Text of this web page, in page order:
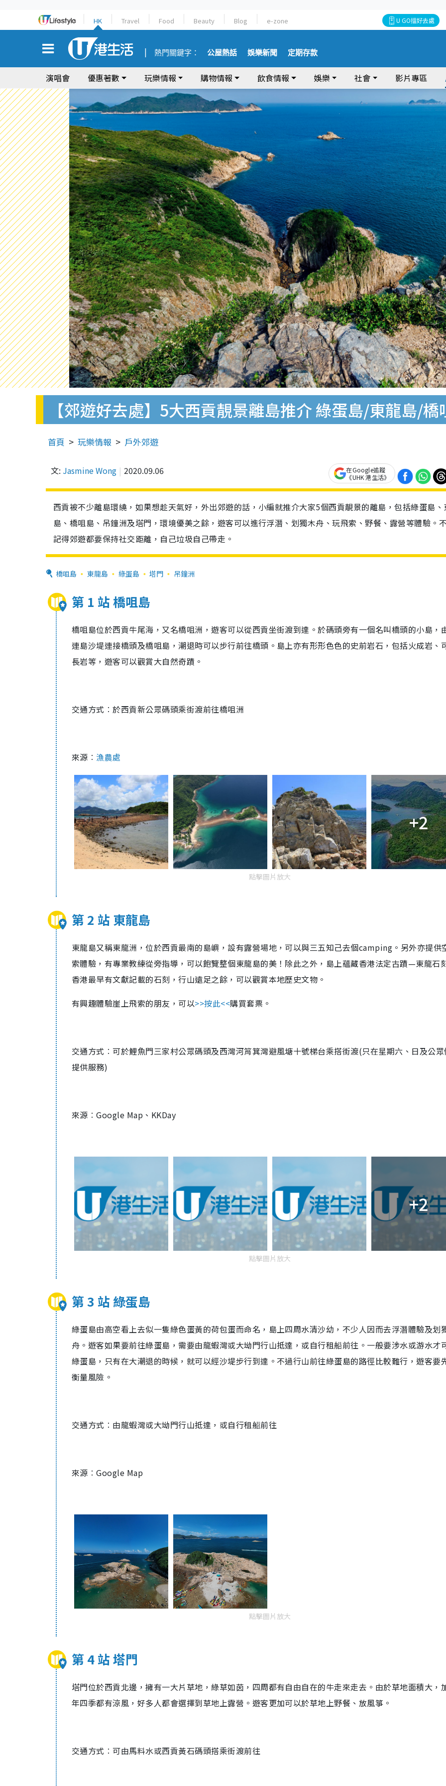
HK Travel Food Beauty Blog e-zone U GO搵好去處
熱門關鍵字： 公屋熱話 娛樂新聞 定期存款
演唱會 優惠著數 玩樂情報 購物情報 飲食情報 娛樂 社會 影片專區
【郊遊好去處】5大西貢靚景離島推介 綠蛋島/東龍島/
首頁 玩樂情報 戶外郊遊
文: Jasmine Wong 2020.09.06
在Google追蹤
《UHK 港生活》
西貢被不少離島環繞，如果想趁天氣好，外出郊遊的話，小編就推介大家5個西貢靚景的離島，包括綠蛋島、
島、橋咀島、吊鐘洲及塔門，環境優美之餘，遊客可以進行浮潛、划獨木舟、玩飛索、野餐、露營等體驗。
記得郊遊都要保持社交距離，自己垃圾自己帶走。
橋咀島 東龍島 綠蛋島 塔門 吊鐘洲
第 1 站 橋咀島
橋咀島位於西貢牛尾海，又名橋咀洲，遊客可以從西貢坐街渡到達。於碼頭旁有一個名叫橋頭的小島，
連島沙堤連接橋頭及橋咀島，潮退時可以步行前往橋頭。島上亦有形形色色的史前岩石，包括火成岩、
長岩等，遊客可以觀賞大自然奇蹟。
交通方式︰於西貢新公眾碼頭乘街渡前往橋咀洲
來源︰ 漁農處
+2
點擊圖片放大
第 2 站 東龍島
東龍島又稱東龍洲，位於西貢最南的島嶼，設有露營場地，可以與三五知己去個camping 。另外亦提供
索體驗，有專業教練從旁指導，可以飽覽整個東龍島的美！除此之外，島上蘊藏香港法定古蹟—東龍石
香港最早有文獻記載的石刻，行山遠足之餘，可以觀賞本地歷史文物。
有興趣體驗崖上飛索的朋友，可以>>按此<<購買套票。
交通方式︰可於鯉魚門三家村公眾碼頭及西灣河筲箕灣避風塘十號梯台乘搭街渡(只在星期六、日及公
提供服務)
來源︰Google Map、KKDay
+2
點擊圖片放大
第 3 站 綠蛋島
綠蛋島由高空看上去似一隻綠色蛋黃的荷包蛋而命名，島上四周水清沙幼，不少人因而去浮潛體驗及划
舟。遊客如果要前往綠蛋島，需要由龍蝦灣或大坳門行山抵達，或自行租船前往。一般要涉水或游水才
綠蛋島，只有在大潮退的時候，就可以經沙堤步行到達。不過行山前往綠蛋島的路徑比較難行，遊客要
衡量風險。
交通方式︰由龍蝦灣或大坳門行山抵達，或自行租船前往
來源︰Google Map
點擊圖片放大
第 4 站 塔門
塔門位於西貢北邊，擁有一大片草地，綠草如茵，四周都有自由自在的牛走來走去。由於草地面積大，
年四季都有涼風，好多人都會選擇到草地上露營。遊客更加可以於草地上野餐、放風箏。
交通方式︰可由馬料水或西貢黃石碼頭搭乘街渡前往